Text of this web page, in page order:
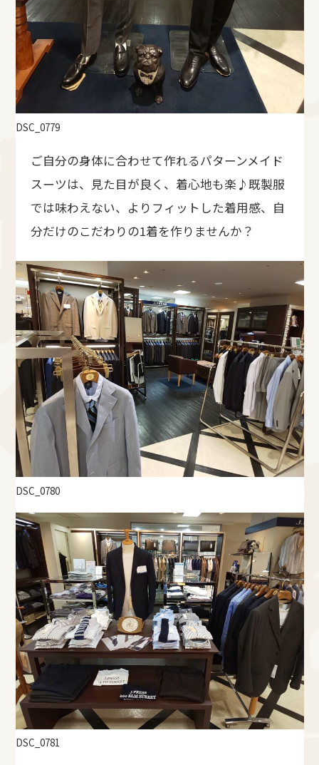
DSC_0779
ご自分の身体に合わせて作れるパターンメイド
スーツは、見た目が良く、着心地も楽♪既製服
では味わえない、よりフィットした着用感、自
分だけのこだわりの1着を作りませんか？
DSC_0780
DSC_0781